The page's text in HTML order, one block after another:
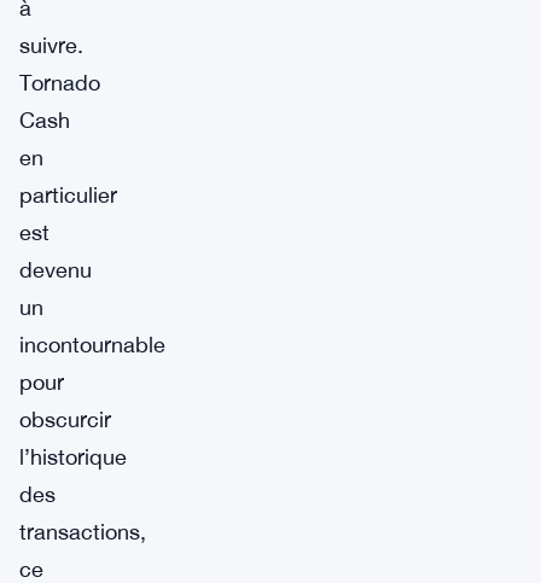
à
suivre.
Tornado
Cash
en
particulier
est
devenu
un
incontournable
pour
obscurcir
l’historique
des
transactions,
ce